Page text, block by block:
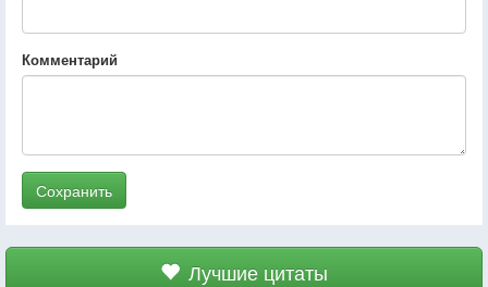
Комментарий
Сохранить
Лучшие цитаты